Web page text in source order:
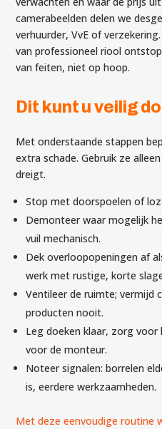
camerabeelden delen we
verhuurder, VvE of
van professioneel riool
van feiten, niet op hoop.
Dit kunt u veilig
Met onderstaande stappen
extra schade. Gebruik ze
dreigt.
Stop met doorspoelen of
Demonteer waar mogelijk
vuil mechanisch.
Dek overloopopeningen af
werk met rustige, korte
Ventileer de ruimte; vermijd
producten nooit.
Leg doeken klaar, zorg
voor de monteur.
Noteer signalen: borrelen
is, eerdere werkzaamheden.
Met deze eenvoudige routine